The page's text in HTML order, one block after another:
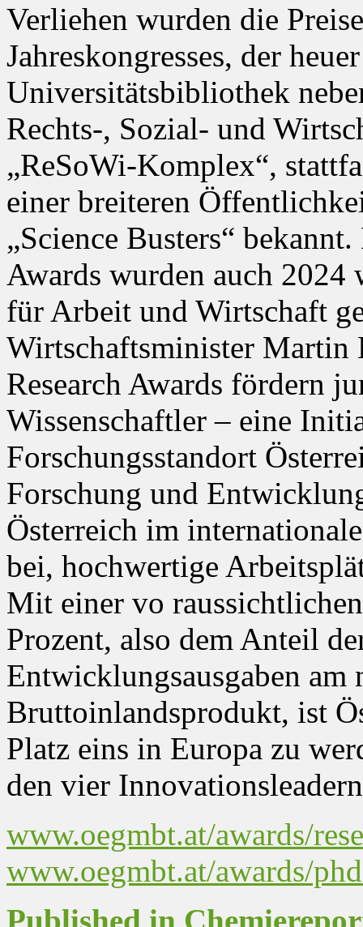
Verliehen wurden die
Jahreskongresses, der
Universitätsbibliothek
Rechts-, Sozial- und
„ReSoWi-Komplex“,
einer breiteren
„Science Busters“
Awards wurden auch
für Arbeit und Wirtschaft
Wirtschaftsminister Martin
Research Awards fördern
Wissenschaftler – eine
Forschungsstandort
Forschung und
Österreich im
bei, hochwertige
Mit einer vo
Prozent, also dem Anteil
Entwicklungsausgaben am
Bruttoinlandsprodukt, ist
Platz eins in Europa zu
den vier
www.oegmbt.at/awards/
www.oegmbt.at/awards/